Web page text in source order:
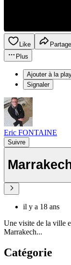
Like
Plus
Ajouter à la
Signaler
Eric FONTAINE
Suivre
il y a 18 ans
Une visite de la ville
Marrakech...
Catégorie